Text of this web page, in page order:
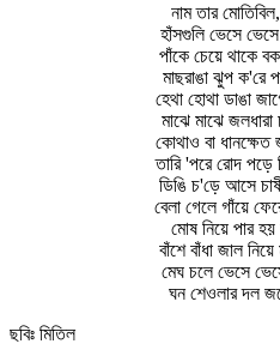
নাম তার
হাঁসগুলি ভেসে
পাঁকে চেয়ে থাকে
মাছরাঙা ঝুপ ক'রে
হেথা হোথা ডাঙা
মাঝে মাঝে
কোথাও বা
তারি 'পরে রোদ পড়ে
ডিঙি চ'ড়ে আসে
বেলা গেলে গাঁয়ে
মোষ নিয়ে পার হয়
বাঁশে বাঁধা জাল
মেঘ চলে ভেসে
ঘন শেওলার দল
ছবিঃ মিতিল